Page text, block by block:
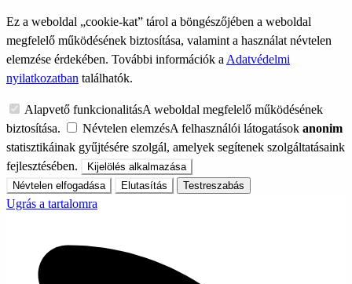
Ez a weboldal „cookie-kat” tárol a böngészőjében a weboldal
megfelelő működésének biztosítása, valamint a használat névtelen
elemzése érdekében. További információk a Adatvédelmi
nyilatkozatban találhatók.
Alapvető funkcionalitásA weboldal megfelelő működésének
biztosítása.
Névtelen elemzésA felhasználói látogatások anonim
statisztikáinak gyűjtésére szolgál, amelyek segítenek szolgáltatásaink
fejlesztésében.
Kijelölés alkalmazása
Névtelen elfogadása
Elutasítás Testreszabás
Ugrás a tartalomra